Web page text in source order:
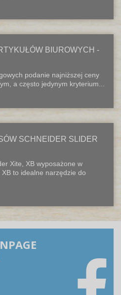
BIUROWYCH -
podanie najniższej ceny
a często jedynym kryterium...
SCHNEIDER SLIDER
Xite, XB wyposażone w
to idealne narzędzie do